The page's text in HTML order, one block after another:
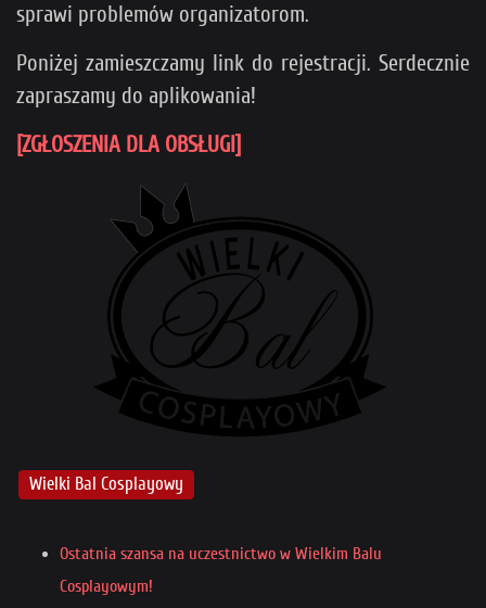
sprawi problemów organizatorom.
Poniżej zamieszczamy link do rejestracji. Serdecznie
zapraszamy do aplikowania!
[ZGŁOSZENIA DLA OBSŁUGI]
Wielki Bal Cosplayowy
Ostatnia szansa na uczestnictwo w Wielkim Balu
Cosplayowym!